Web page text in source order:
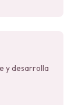
y desarrolla